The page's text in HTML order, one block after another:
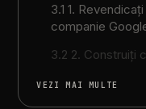
3.1 1.
companie
3.2 2. Construiți
VEZI MAI MULTE